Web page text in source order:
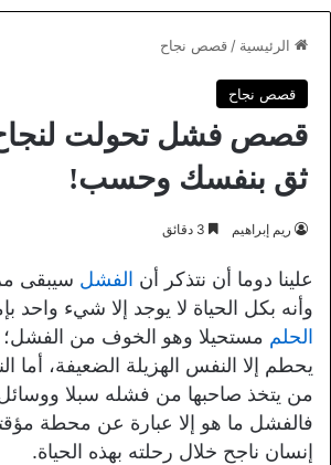
الرئيسية / قصص نجاح
قصص نجاح
قصص فشل تحولت لنجاح
ثق بنفسك وحسب!
ريم إبراهيم
علينا دوما أن نتذكر أن الفشل سيبقى
وأنه بكل الحياة لا يوجد إلا شيء واحد
الحلم مستحيلا وهو الخوف من الفشل؛
يحطم إلا النفس الهزيلة الضعيفة، أما
من يتخذ صاحبها من فشله سبلا
فالفشل ما هو إلا عبارة عن محطة
إنسان ناجح خلال رحلته بهذه الحياة.